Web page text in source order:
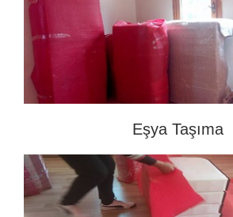
Eşya Taşıma